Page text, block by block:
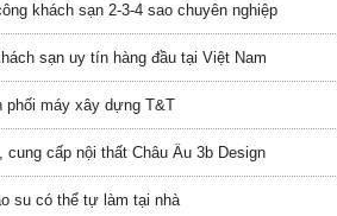
khách sạn 2-3-4 sao chuyên nghiệp
sạn uy tín hàng đầu tại Việt Nam
phối máy xây dựng T&T
cấp nội thất Châu Âu 3b Design
su có thể tự làm tại nhà